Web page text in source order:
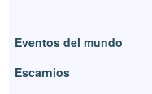
Eventos del mundo
Escarnios